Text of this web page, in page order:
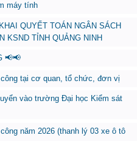
máy tính
QUYẾT TOÁN NGÂN SÁCH
KSND TỈNH QUẢNG NINH
📢📢
tại cơ quan, tổ chức, đơn vị
vào trường Đại học Kiểm sát
năm 2026 (thanh lý 03 xe ô tô